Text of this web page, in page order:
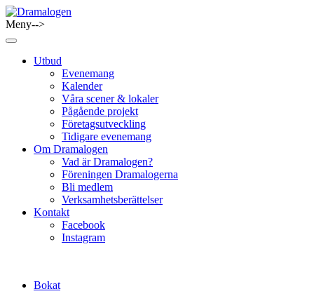
Skip
to
content
Meny-->
Utbud
Evenemang
Kalender
Våra scener & lokaler
Pågående projekt
Företagsutveckling
Tidigare evenemang
Om Dramalogen
Vad är Dramalogen?
Föreningen Dramalogerna
Bli medlem
Verksamhetsberättelser
Kontakt
Facebook
Instagram
Bokat